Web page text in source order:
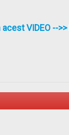
VIDEO -->>